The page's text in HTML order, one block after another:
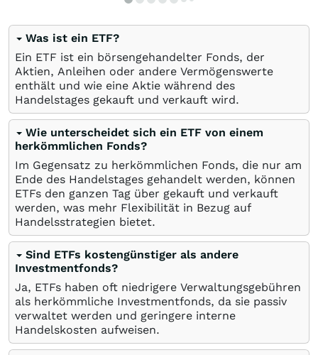
Was ist ein ETF?
Ein ETF ist ein börsengehandelter Fonds, der
Aktien, Anleihen oder andere Vermögenswerte
enthält und wie eine Aktie während des
Handelstages gekauft und verkauft wird.
Wie unterscheidet sich ein ETF von einem
herkömmlichen Fonds?
Im Gegensatz zu herkömmlichen Fonds, die nur am
Ende des Handelstages gehandelt werden, können
ETFs den ganzen Tag über gekauft und verkauft
werden, was mehr Flexibilität in Bezug auf
Handelsstrategien bietet.
Sind ETFs kostengünstiger als andere
Investmentfonds?
Ja, ETFs haben oft niedrigere Verwaltungsgebühren
als herkömmliche Investmentfonds, da sie passiv
verwaltet werden und geringere interne
Handelskosten aufweisen.